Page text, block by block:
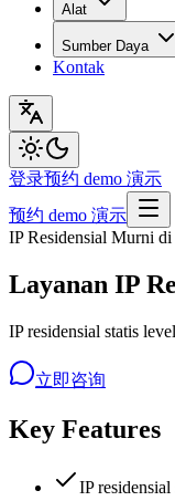
Alat
Sumber Daya
Kontak
登录预约 demo 演示
预约 demo 演示
IP Residensial Murni
Layanan IP
IP residensial statis
立即咨询
Key Features
IP